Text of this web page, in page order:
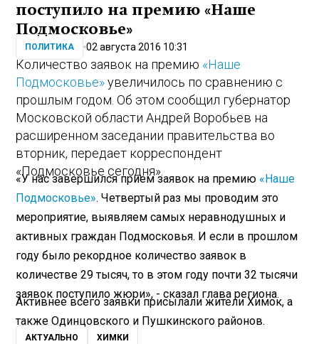
поступило на премию «Наше
Подмосковье»
ПОЛИТИКА 02 августа 2016 10:31
Количество заявок на премию «Наше
Подмосковье»увеличилось по сравнению с
прошлым годом. Об этом сообщил губернатор
Московской области Андрей Воробьев на
расширенном заседании правительства во
вторник, передает корреспондент
«Подмосковье сегодня».
«У нас завершился прием заявок на премию «Наше
Подмосковье». Четвертый раз мы проводим это
мероприятие, выявляем самых неравнодушных и
активных граждан Подмосковья. И если в прошлом
году было рекордное количество заявок в
количестве 29 тысяч, то в этом году почти 32 тысячи
заявок поступило жюри», - сказал глава региона.
Активнее всего заявки присылали жители Химок, а
также Одинцовского и Пушкинского районов.
АКТУАЛЬНО ХИМКИ